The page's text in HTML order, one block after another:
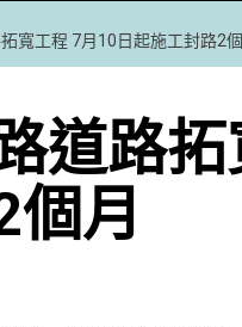
寬工程 7月10日起施工封路2
道路
個月